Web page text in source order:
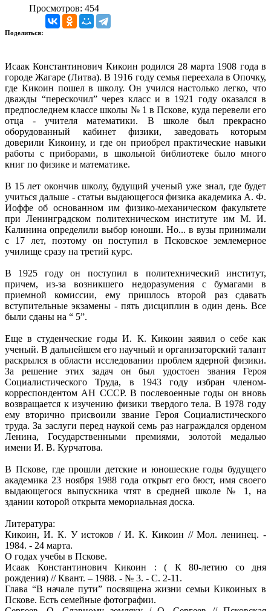
Просмотров: 454
Поделиться:
Исаак Константинович Кикоин родился 28 марта 1908 года в
городе Жагаре (Литва). В 1916 году семья переехала в Опочку,
где Кикоин пошел в школу. Он учился настолько легко, что
дважды “перескочил” через класс и в 1921 году оказался в
предпоследнем классе школы № 1 в Пскове, куда перевели его
отца - учителя математики. В школе был прекрасно
оборудованный кабинет физики, заведовать которым
доверили Кикоину, и где он приобрел практические навыки
работы с приборами, в школьной библиотеке было много
книг по физике и математике.
В 15 лет окончив школу, будущий ученый уже знал, где будет
учиться дальше - статьи выдающегося физика академика А. Ф.
Иоффе об основанном им физико-механическом факультете
при Ленинградском политехническом институте им М. И.
Калинина определили выбор юноши. Но... в вузы принимали
с 17 лет, поэтому он поступил в Псковское землемерное
училище сразу на третий курс.
В 1925 году он поступил в политехнический институт,
причем, из-за возникшего недоразумения с бумагами в
приемной комиссии, ему пришлось второй раз сдавать
вступительные экзамены - пять дисциплин в один день. Все
были сданы на “ 5”.
Еще в студенческие годы И. К. Кикоин заявил о себе как
ученый. В дальнейшем его научный и организаторский талант
раскрылся в области исследовании проблем ядерной физики.
За решение этих задач он был удостоен звания Героя
Социалистического Труда, в 1943 году избран членом-
корреспондентом АН СССР. В послевоенные годы он вновь
возвращается к изучению физики твердого тела. В 1978 году
ему вторично присвоили звание Героя Социалистического
труда. За заслуги перед наукой семь раз награждался орденом
Ленина, Государственными премиями, золотой медалью
имени И. В. Курчатова.
В Пскове, где прошли детские и юношеские годы будущего
академика 23 ноября 1988 года открыт его бюст, имя своего
выдающегося выпускника чтят в средней школе № 1, на
здании которой открыта мемориальная доска.
Литература:
Кикоин, И. К. У истоков / И. К. Кикоин // Мол. ленинец. -
1984. - 24 марта.
О годах учебы в Пскове.
Исаак Константинович Кикоин : ( К 80-летию со дня
рождения) // Квант. – 1988. - № 3. - С. 2-11.
Глава “В начале пути” посвящена жизни семьи Кикоиных в
Пскове. Есть семейные фотографии.